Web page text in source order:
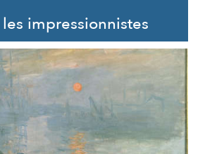
impressionnistes